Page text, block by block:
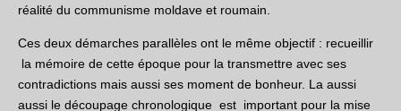
réalité du communisme moldave et roumain.
Ces deux démarches parallèles ont le même objectif : recueillir
la mémoire de cette époque pour la transmettre avec ses
contradictions mais aussi ses moment de bonheur. La aussi
aussi le découpage chronologique est important pour la mise